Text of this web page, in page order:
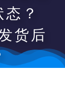
？
货后